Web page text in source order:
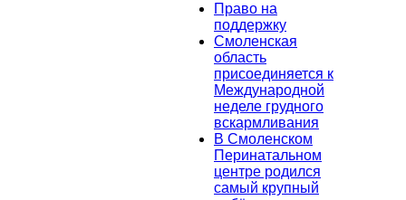
Право на
поддержку
Смоленская
область
присоединяется к
Международной
неделе грудного
вскармливания
В Смоленском
Перинатальном
центре родился
самый крупный